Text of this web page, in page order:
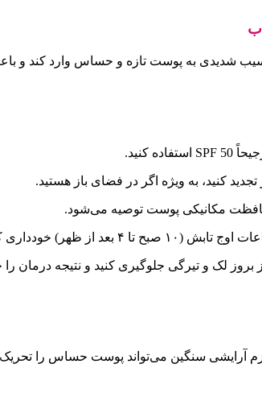
آسیب شدیدی به پوست تازه و حساس وارد کند
کنید، به ویژه اگر در فضای باز هستید.
مکانیکی پوست توصیه می‌شود.
از ظهر) خودداری کنید.
لک و تیرگی جلوگیری کنید و نتیجه درمان را
آرایشی سنگین می‌تواند پوست حساس را